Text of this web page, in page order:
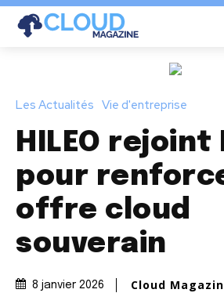
Les Actualités Vie d'entreprise
HILEO rejoint
pour
offre cloud
souverain
8 janvier 2026 Cloud